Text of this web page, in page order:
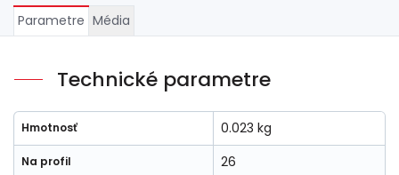
Parametre Média
Technické parametre
Hmotnosť 0.023 kg
Na profil 26